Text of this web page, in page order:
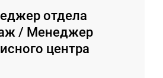
отдела
/ Менеджер
центра